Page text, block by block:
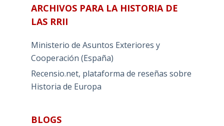
ARCHIVOS PARA LA HISTORIA DE
LAS RRII
Ministerio de Asuntos Exteriores y
Cooperación (España)
Recensio.net, plataforma de reseñas sobre
Historia de Europa
BLOGS